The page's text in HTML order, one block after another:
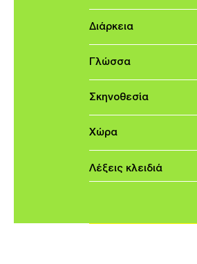
Διάρκεια
Γλώσσα
Σκηνοθεσία
Χώρα
Λέξεις κλειδιά